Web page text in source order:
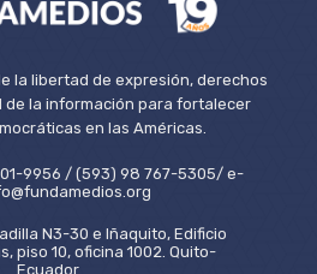
la libertad de expresión, derechos
la información para fortalecer
en las Américas.
9956 / (593) 98 767-5305/ e-
N3-30 e Iñaquito, Edificio
piso 10, oficina 1002. Quito-
Ecuador